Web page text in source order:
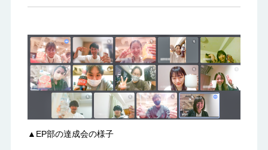
▲EP部の達成会の様子